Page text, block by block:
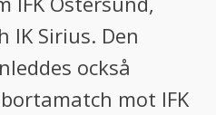
IK Sirius. Den
också
mot IFK